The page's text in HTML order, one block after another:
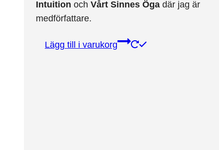
Intuition och Vårt Sinnes Öga där jag är
medförfattare.
Lägg till i varukorg